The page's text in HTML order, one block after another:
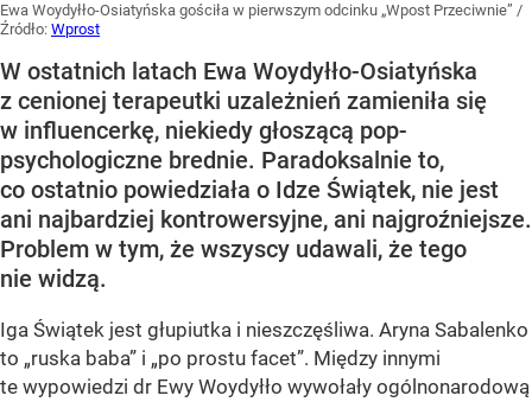
Ewa Woydyłło-Osiatyńska gościła w pierwszym odcinku „Wpost Przeciwnie” /
Źródło: Wprost
W ostatnich latach Ewa Woydyłło-Osiatyńska
z cenionej terapeutki uzależnień zamieniła się
w influencerkę, niekiedy głoszącą pop-
psychologiczne brednie. Paradoksalnie to,
co ostatnio powiedziała o Idze Świątek, nie jest
ani najbardziej kontrowersyjne, ani najgroźniejsze.
Problem w tym, że wszyscy udawali, że tego
nie widzą.
Iga Świątek jest głupiutka i nieszczęśliwa. Aryna Sabalenko
to „ruska baba” i „po prostu facet”. Między innymi
te wypowiedzi dr Ewy Woydyłło wywołały ogólnonarodową